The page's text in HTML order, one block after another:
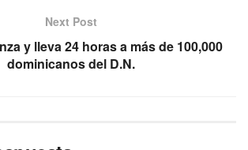
Next Post
y lleva 24 horas a más de 100,000
dominicanos del D.N.